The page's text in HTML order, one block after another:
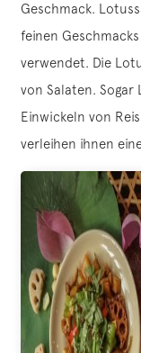
Geschmack.
feinen
verwendet. Die
von Salaten.
Einwickeln von
verleihen ihnen